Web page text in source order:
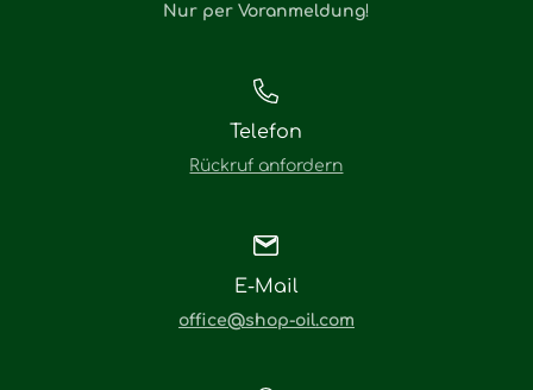
Nur per Voranmeldung!
Telefon
Rückruf anfordern
E-Mail
office@shop-oil.com